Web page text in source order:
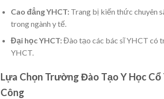
Cao đẳng YHCT:Trang bị kiến thức chuyên
trong ngành y tế.
Đại học YHCT:Đào tạo các bác sĩ YHCT có
YHCT.
Lựa Chọn Trường Đào Tạo Y Học
Công